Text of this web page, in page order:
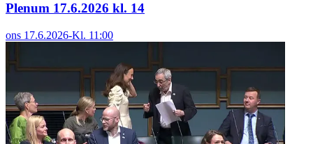
Plenum 17.6.2026 kl. 14
ons 17.6.2026-Kl. 11:00